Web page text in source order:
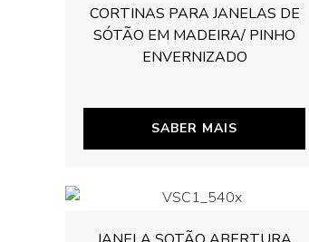
CORTINAS PARA JANELAS DE
SÓTÃO EM MADEIRA/ PINHO
ENVERNIZADO
SABER MAIS